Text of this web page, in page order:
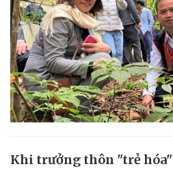
Khi trưởng thôn "trẻ hóa"